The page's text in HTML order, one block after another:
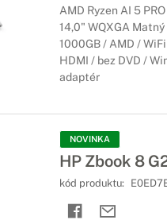
HP EliteBook
displejom, ale
AMD Ryzen AI 5
14,0" WQXGA
1000GB / AMD /
HDMI / bez DVD /
adaptér
NOVINKA
HP Zbook 8
kód produktu: